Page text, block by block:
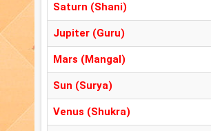
Saturn (Shani)
Jupiter (Guru)
Mars (Mangal)
Sun (Surya)
Venus (Shukra)